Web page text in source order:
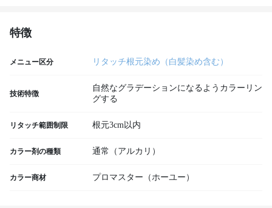
特徴
メニュー区分 リタッチ根元染め（白髪染め含む）
技術特徴
自然なグラデーションになるようカラーリン
グする
リタッチ範囲制限 根元3cm以内
カラー剤の種類 通常（アルカリ）
カラー商材 プロマスター（ホーユー）